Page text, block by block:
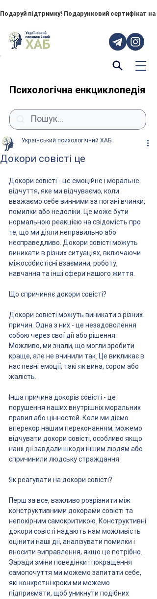
Подаруй підтримку! Подарунковий сертифікат
Психологічна енкциклопедія
Докори совісті це
Український психологічний ХАБ
Докори совісті - це емоційне і моральне
відчуття, яке ми відчуваємо, коли
вважаємо себе винними за погані вчинки,
помилки або недоліки. Це може бути
нормальною реакцією на свідомість про
те, що ми діяли неправильно або
несправедливо. Докори совісті можуть
виникати в різних ситуаціях, включаючи
міжособистісні взаємини, роботу,
навчання та інші сфери нашого життя.
Що спричиняє докори совісті?
Докори совісті можуть виникати з різних
причин. Одна з них - це незадоволення
собою через свої дії або рішення.
Можливо, ми знали, що могли зробити
краще, але не вчинили так. Це викликає в
нас певні емоції, такі як вина, сором або
жалість.
Інша причина докорів совісті - це
порушення наших внутрішніх моральних
правил або цінностей. Коли ми діємо
вперекор нашим переконанням, можемо
відчувати докори совісті, особливо якщо
наші дії завдали шкоди іншим людям або
спричинили людську страждання.
Як реагувати на докори совісті?
Перш за все, важливо розрізнити між
конструктивними докорами совісті та
непокірним самокритикою. Конструктивні
докори совісті надають нам можливість
оцінити наші дії, аналізувати помилки і
вносити виправлення, якщо це потрібно.
Заради зміни поведінки і покращення
самопочуття ми можемо запитати себе,
які конкретні кроки ми можемо
підприємати, щоб уникнути подібних